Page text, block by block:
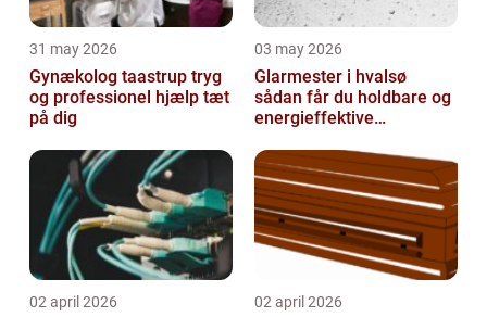
31 may 2026
Gynækolog taastrup tryg
og professionel hjælp tæt
på dig
03 may 2026
Glarmester i hvalsø
sådan får du holdbare og
energieffektive
02 april 2026 02 april 2026